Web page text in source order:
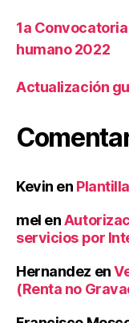
1a
humano 2022
Actualización
Kevin en
mel en
servicios por
Hernandez en
(Renta no